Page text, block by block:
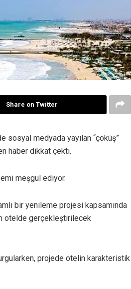
Share on Twitter
sosyal medyada yayılan “çöküş”
haber dikkat çekti.
meşgul ediyor.
bir yenileme projesi kapsamında
otelde gerçekleştirilecek
projede otelin karakteristik